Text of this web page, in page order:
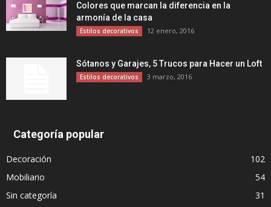
Colores que marcan la diferencia en la
armonía de la casa
Estilos decorativos 12 enero, 2016
Sótanos y Garajes, 5 Trucos para Hacer un Loft
Estilos decorativos 3 marzo, 2016
Categoría popular
Decoración
102
Mobiliario
54
Sin categoría
31